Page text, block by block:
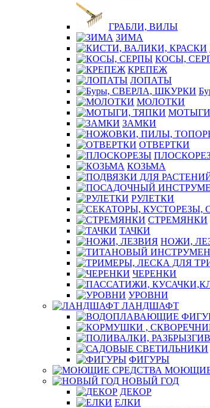
ГРАБЛИ, ВИЛЫ
ЗИМА
КОСЫ,
КРЕПЕЖ
ЛОПАТЫ
МОЛОТКИ
ЗАМКИ
ОТВЕРТКИ
КОЗЬМА
РУЛЕТКИ
СТРЕМЯНКИ
ТАЧКИ
НОЖИ,
ЧЕРЕНКИ
УРОВНИ
ЛАНДШАФТ
ФИГУРЫ
МОЮЩИЕ
НОВЫЙ ГОД
ДЕКОР
ЕЛКИ